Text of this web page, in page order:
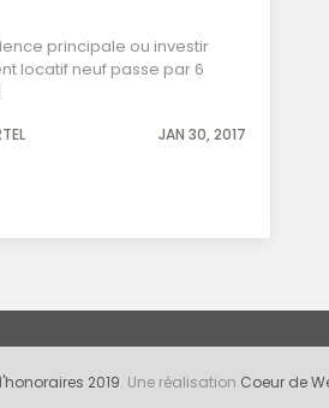
principale ou investir
locatif neuf passe par 6
JAN 30, 2017
2019. Une réalisation Coeur de